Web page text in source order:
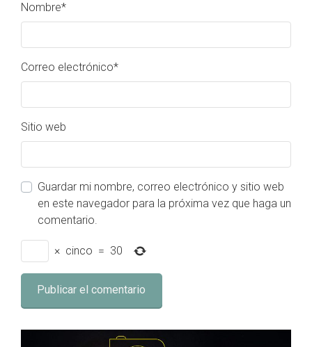
Nombre*
Correo electrónico*
Sitio web
Guardar mi nombre, correo electrónico y sitio web
en este navegador para la próxima vez que haga un
comentario.
× cinco = 30